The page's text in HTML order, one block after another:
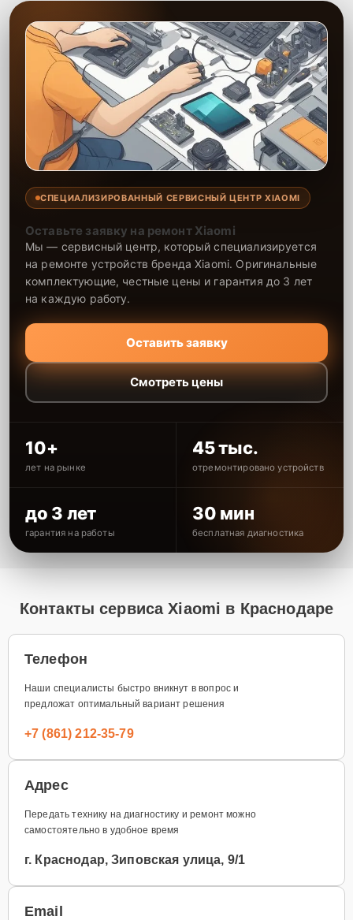
СПЕЦИАЛИЗИРОВАННЫЙ СЕРВИСНЫЙ ЦЕНТР XIAOMI
Оставьте заявку на ремонт Xiaomi
Мы — сервисный центр, который специализируется
на ремонте устройств бренда Xiaomi. Оригинальные
комплектующие, честные цены и гарантия до 3 лет
на каждую работу.
Оставить заявку
Смотреть цены
10+
лет на рынке
45 тыс.
отремонтировано устройств
до 3 лет
гарантия на работы
30 мин
бесплатная диагностика
Контакты сервиса Xiaomi в Краснодаре
Телефон
Наши специалисты быстро вникнут в вопрос и
предложат оптимальный вариант решения
+7 (861) 212-35-79
Адрес
Передать технику на диагностику и ремонт можно
самостоятельно в удобное время
г. Краснодар, Зиповская улица, 9/1
Email